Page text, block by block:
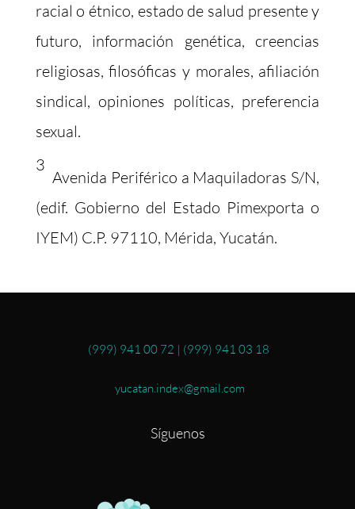
racial o étnico, estado de salud presente y
futuro, información genética, creencias
religiosas, filosóficas y morales, afiliación
sindical, opiniones políticas, preferencia
sexual.
3
Avenida Periférico a Maquiladoras S/N,
(edif. Gobierno del Estado Pimexporta o
IYEM) C.P. 97110, Mérida, Yucatán.
(999) 941 00 72 | (999) 941 03 18
yucatan.index@gmail.com
Síguenos